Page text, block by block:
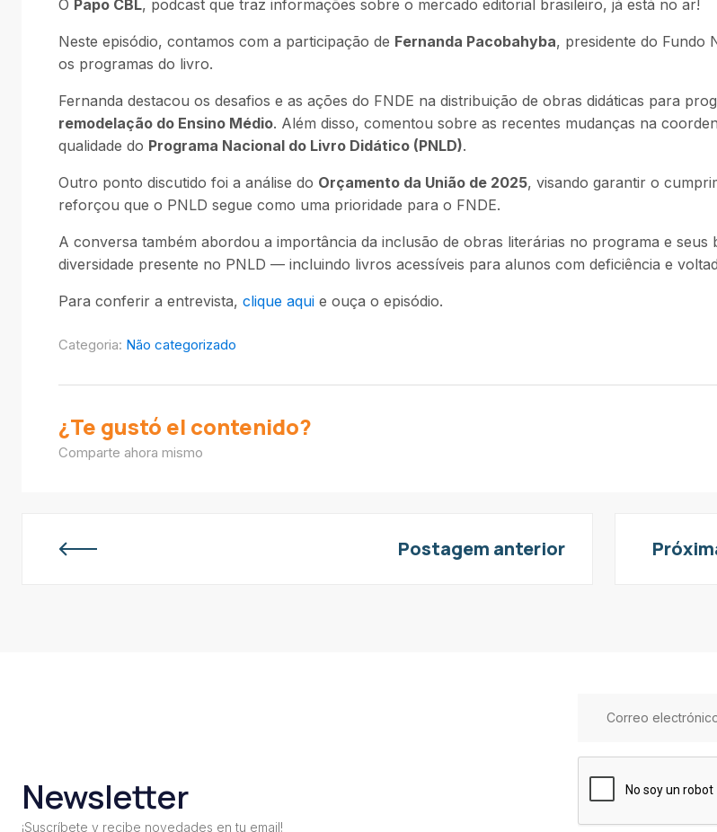
O Papo CBL, podcast que traz informações sobre o mercado editorial brasileiro, já está no ar!
Neste episódio, contamos com a participação de Fernanda Pacobahyba, presidente do Fundo
os programas do livro.
Fernanda destacou os desafios e as ações do FNDE na distribuição de obras didáticas para
remodelação do Ensino Médio. Além disso, comentou sobre as recentes mudanças na
qualidade do Programa Nacional do Livro Didático (PNLD).
Outro ponto discutido foi a análise do Orçamento da União de 2025, visando garantir o
reforçou que o PNLD segue como uma prioridade para o FNDE.
A conversa também abordou a importância da inclusão de obras literárias no programa e
diversidade presente no PNLD — incluindo livros acessíveis para alunos com deficiência e
Para conferir a entrevista, clique aqui e ouça o episódio.
Categoria: Não categorizado
¿Te gustó el contenido?
Comparte ahora mismo
Postagem anterior
Newsletter
¡Suscríbete y recibe novedades en tu email!